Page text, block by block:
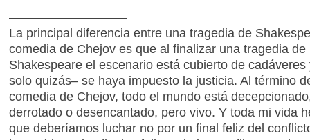
–––––––––––––––––
La principal diferencia entre una tragedia de
comedia de Chejov es que al finalizar una tragedia de
Shakespeare el escenario está cubierto de cadáveres
solo quizás– se haya impuesto la justicia. Al término
comedia de Chejov, todo el mundo está
derrotado o desencantado, pero vivo. Y toda mi vida
que deberíamos luchar no por un final feliz del